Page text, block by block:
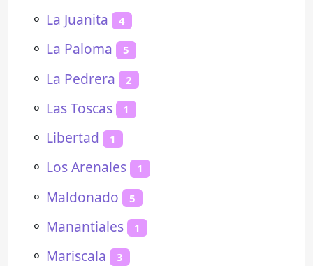
⚬ La Juanita 4
⚬ La Paloma 5
⚬ La Pedrera 2
⚬ Las Toscas 1
⚬ Libertad 1
⚬ Los Arenales 1
⚬ Maldonado 5
⚬ Manantiales 1
⚬ Mariscala 3